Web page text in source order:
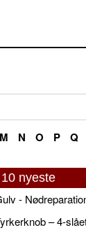
M N O P Q
10 nyeste
-
– 4-